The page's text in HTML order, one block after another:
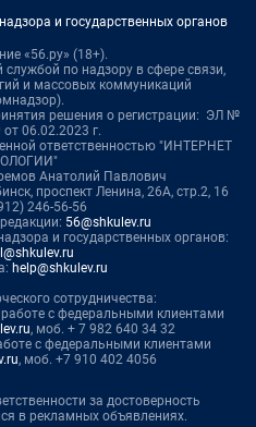
и государственных органов
«56.ру» (18+).
по надзору в сфере связи,
и массовых коммуникаций
решения о регистрации: ЭЛ №
06.02.2023 г.
ответственностью "ИНТЕРНЕТ
Анатолий Павлович
проспект Ленина, 26А, стр.2, 16
246-56-56
56@shkulev.ru
и государственных органов:
help@shkulev.ru
сотрудничества:
с федеральными клиентами
, моб. + 7 982 640 34 32
с федеральными клиентами
, моб. +7 910 402 4056
за достоверность
в рекламных объявлениях.